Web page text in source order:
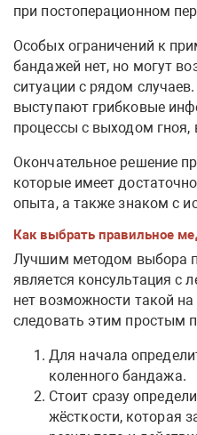
при постоперационном
Особых ограничений к
бандажей нет, но могут
ситуации с рядом
выступают грибковые
процессы с выходом
Окончательное решение
которые имеет
опыта, а также знаком с
Как выбрать правильное
Лучшим методом выбора
является консультация с
нет возможности такой
следовать этим простым
Для начала
коленного бандажа.
Стоит сразу
жёсткости, которая